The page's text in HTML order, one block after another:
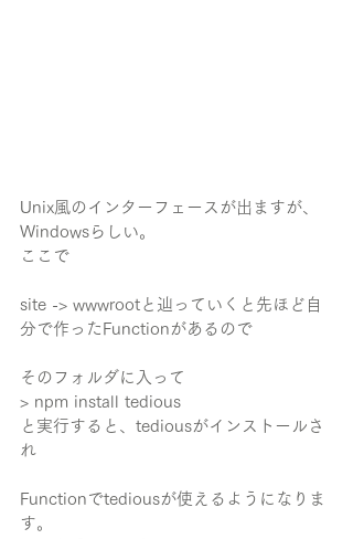
Unix風のインターフェースが出ますが、
Windowsらしい。
ここで
site -> wwwrootと辿っていくと先ほど自
分で作ったFunctionがあるので
そのフォルダに入って
> npm install tedious
と実行すると、tediousがインストールさ
れ
Functionでtediousが使えるようになりま
す。